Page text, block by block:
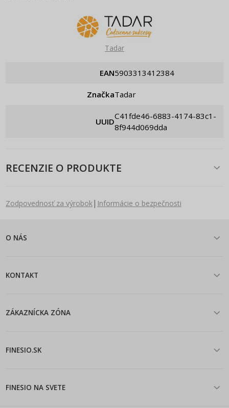
Tadar
EAN 5903313412384
Značka Tadar
UUID
c41fde46-6883-4174-83c1-
8f944d069dda
RECENZIE O PRODUKTE
Zodpovednosť za výrobok| Informácie o bezpečnosti
O NÁS
KONTAKT
ZÁKAZNÍCKA ZÓNA
FINESIO.SK
FINESIO NA SVETE